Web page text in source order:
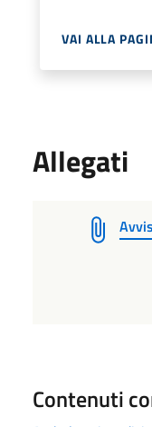
VAI ALLA
Allegati
Contenuti